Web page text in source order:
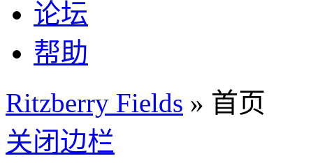
论坛
帮助
Ritzberry Fields » 首页
关闭边栏